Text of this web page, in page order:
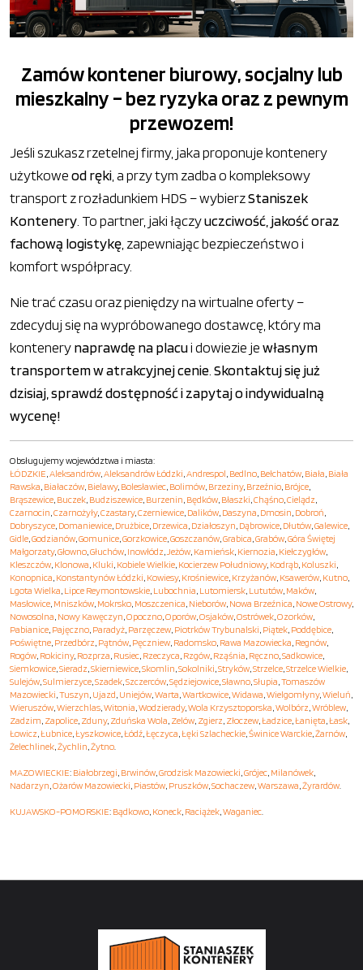
Zamów kontener biurowy, socjalny lub
mieszkalny – bez ryzyka oraz z pewnym
przewozem!
Jeśli szukasz rzetelnej firmy, jaka proponuje kontenery
użytkoweod ręki , a przy tym zadba o kompleksowy
transport z rozładunkiem HDS – wybierzStaniszek
Kontenery . To partner, jaki łączyuczciwość, jakość oraz
fachową logistykę , zapewniając bezpieczeństwo i
komfort współpracy.
Nie trać czasu oraz pieniędzy na wirtualne oferty –
zdecyduj się na wypróbowanego dostawcę, który ma
kontenerynaprawdę na placui dowiezie jewłasnym
transportem w atrakcyjnej cenie Skontaktuj się już
dzisiaj, sprawdź dostępność i zapytaj o indywidualną
wycenę!
Obsługujemy województwa i miasta:
ŁÓDZKIE,Aleksandrów,Aleksandrów Łódzki,Andrespol, Bedlno, Bełchatów, Biała, Biała
Rawska, Białaczów, Bielawy, Bolesławiec, Bolimów, Brzeziny, Brzeźnio, Brójce,
Brąszewice, Buczek, Budziszewice, Burzenin, Będków, Błaszki,Chąśno,Cielądz,
Czarnocin,Czarnożyły,Czastary,Czerniewice, Dalików, Daszyna, Dmosin, Dobroń,
Dobryszyce, Domaniewice, Drużbice, Drzewica, Działoszyn, Dąbrowice, Dłutów,Galewice,
Gidle,Godzianów,Gomunice,Gorzkowice,Goszczanów,Grabica,Grabów,Góra Świętej
Małgorzaty,Głowno,Głuchów, Inowłódz,Jeżów, Kamieńsk, Kiernozia, Kiełczygłów,
Kleszczów, Klonowa, Kluki, Kobiele Wielkie, Kocierzew Południowy, Kodrąb, Koluszki,
Konopnica, Konstantynów Łódzki, Kowiesy, Krośniewice, Krzyżanów, Ksawerów, Kutno,
Lgota Wielka, Lipce Reymontowskie, Lubochnia, Lutomiersk, Lututów, Maków,
Masłowice, Mniszków, Mokrsko, Moszczenica, Nieborów, Nowa Brzeźnica, Nowe Ostrowy,
Nowosolna, Nowy Kawęczyn,Opoczno,Oporów,Osjaków,Ostrówek,Ozorków,
Pabianice, Pajęczno, Paradyż, Parzęczew, Piotrków Trybunalski, Piątek, Poddębice,
Poświętne, Przedbórz, Pątnów, Pęczniew, Radomsko, Rawa Mazowiecka, Regnów,
Rogów, Rokiciny, Rozprza, Rusiec, Rzeczyca, Rzgów, Rząśnia, Ręczno,Sadkowice,
Siemkowice,Sieradz,Skierniewice,Skomlin,Sokolniki,Stryków,Strzelce,Strzelce Wielkie,
Sulejów,Sulmierzyce,Szadek,Szczerców,Sędziejowice,Sławno,Słupia,Tomaszów
Mazowiecki,Tuszyn, Ujazd, Uniejów,Warta,Wartkowice,Widawa,Wielgomłyny,Wieluń,
Wieruszów,Wierzchlas,Witonia,Wodzierady,Wola Krzysztoporska,Wolbórz,Wróblew,
Zadzim, Zapolice, Zduny, Zduńska Wola, Zelów, Zgierz, Złoczew,Ładzice,Łanięta,Łask,
Łowicz,Łubnice,Łyszkowice,Łódź,Łęczyca,Łęki Szlacheckie,Świnice Warckie,Żarnów,
Żelechlinek,Żychlin,Żytno.
MAZOWIECKIE: Białobrzegi, Brwinów,Grodzisk Mazowiecki,Grójec, Milanówek,
Nadarzyn,Ożarów Mazowiecki, Piastów, Pruszków,Sochaczew,Warszawa,Żyrardów.
KUJAWSKO-POMORSKIE: Bądkowo, Koneck, Raciążek,Waganiec.